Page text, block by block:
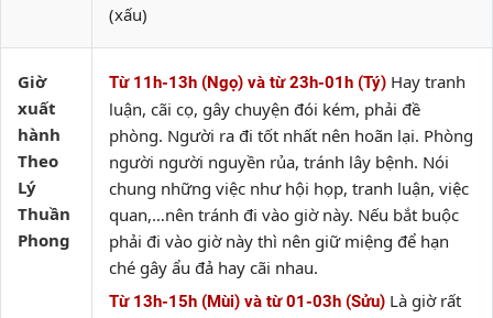
(xấu)
Giờ
xuất
hành
Theo
Lý
Thuần
Phong
Từ 11h-13h (Ngọ) và từ 23h-01h (Tý) Hay tranh
luận, cãi cọ, gây chuyện đói kém, phải đề
phòng. Người ra đi tốt nhất nên hoãn lại. Phòng
người người nguyền rủa, tránh lây bệnh. Nói
chung những việc như hội họp, tranh luận, việc
quan,…nên tránh đi vào giờ này. Nếu bắt buộc
phải đi vào giờ này thì nên giữ miệng để hạn
ché gây ẩu đả hay cãi nhau.
Từ 13h-15h (Mùi) và từ 01-03h (Sửu) Là giờ rất